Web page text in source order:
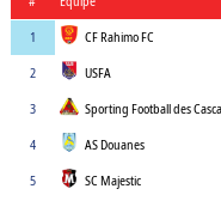
1
CF Rahimo FC
2
USFA
3
Sporting Football des
4
AS Douanes
5
SC Majestic